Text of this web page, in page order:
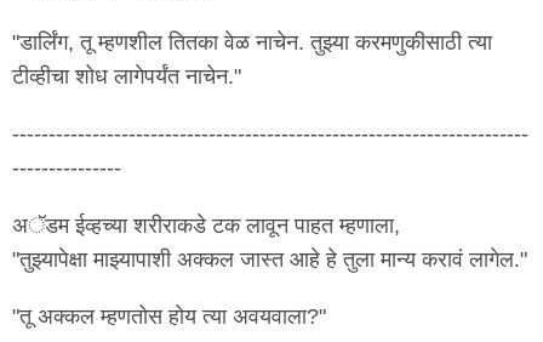
"डार्लिंग, तू म्हणशील तितका वेळ नाचेन. तुझ्या करमणुकीसाठी त्या
टीव्हीचा शोध लागेपर्यंत नाचेन."
-----------------------------------------------------------------------
---------------
अॅडम ईव्हच्या शरीराकडे टक लावून पाहत म्हणाला,
"तुझ्यापेक्षा माझ्यापाशी अक्कल जास्त आहे हे तुला मान्य करावं लागेल."
"तू अक्कल म्हणतोस होय त्या अवयवाला?"